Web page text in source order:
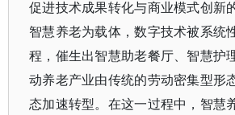
促进技术成果转化与商业模式创新
智慧养老为载体，数字技术被系统
程，催生出智慧助老餐厅、智慧护
动养老产业由传统的劳动密集型形
态加速转型。在这一过程中，智慧